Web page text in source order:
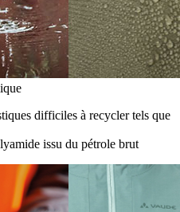
difficiles à recycler tels que
issu du pétrole brut